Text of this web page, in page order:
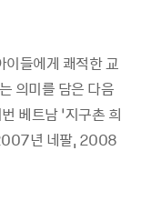
이들에게 쾌적한 교
의미를 담은 다음
베트남 ‘지구촌 희
년 네팔, 2008